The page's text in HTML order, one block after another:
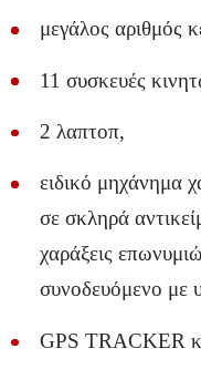
μεγάλος αριθμός
11 συσκευές
2 λαπτοπ,
ειδικό μηχάνημα
σε σκληρά
χαράξεις
συνοδευόμενο με
GPS TRACKER